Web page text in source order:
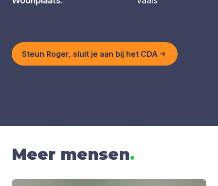
Steun Roger, sluit je aan bij het CDA
Meer mensen.